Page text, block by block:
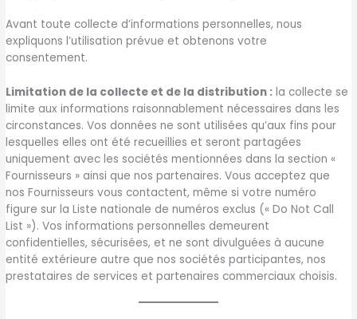
Avant toute collecte d’informations personnelles, nous
expliquons l’utilisation prévue et obtenons votre
consentement.
Limitation de la collecte et de la distribution : la collecte se
limite aux informations raisonnablement nécessaires dans les
circonstances. Vos données ne sont utilisées qu’aux fins pour
lesquelles elles ont été recueillies et seront partagées
uniquement avec les sociétés mentionnées dans la section «
Fournisseurs » ainsi que nos partenaires. Vous acceptez que
nos Fournisseurs vous contactent, même si votre numéro
figure sur la Liste nationale de numéros exclus (« Do Not Call
List »). Vos informations personnelles demeurent
confidentielles, sécurisées, et ne sont divulguées à aucune
entité extérieure autre que nos sociétés participantes, nos
prestataires de services et partenaires commerciaux choisis.